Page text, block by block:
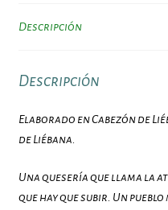
Descripción
Descripción
Elaborado en Cabezón de
de Liébana.
Una quesería que llama la
que hay que subir. Un